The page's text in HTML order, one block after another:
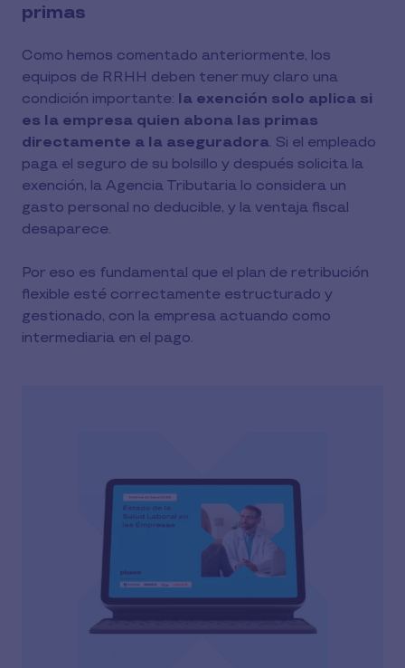
primas
Como hemos comentado anteriormente, los
equipos de RRHH deben tener muy claro una
condición importante: la exención solo aplica si
es la empresa quien abona las primas
directamente a la aseguradora. Si el empleado
paga el seguro de su bolsillo y después solicita la
exención, la Agencia Tributaria lo considera un
gasto personal no deducible, y la ventaja fiscal
desaparece.
Por eso es fundamental que el plan de retribución
flexible esté correctamente estructurado y
gestionado, con la empresa actuando como
intermediaria en el pago.